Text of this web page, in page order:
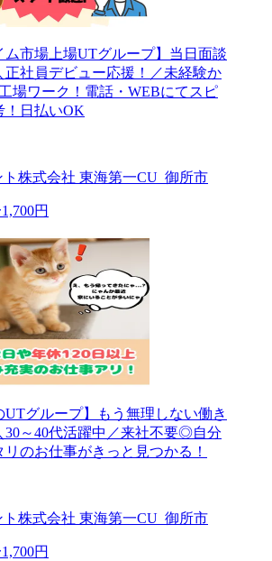
ム市場上場UTグループ】当日面談
社員デビュー応援！／未経験か
場ワーク！電話・WEBにてスピ
！日払いOK
株式会社 東海第一CU_御所市
円
UTグループ】もう無理しない働き
30～40代活躍中／来社不要◎自分
リのお仕事がきっと見つかる！
株式会社 東海第一CU_御所市
円